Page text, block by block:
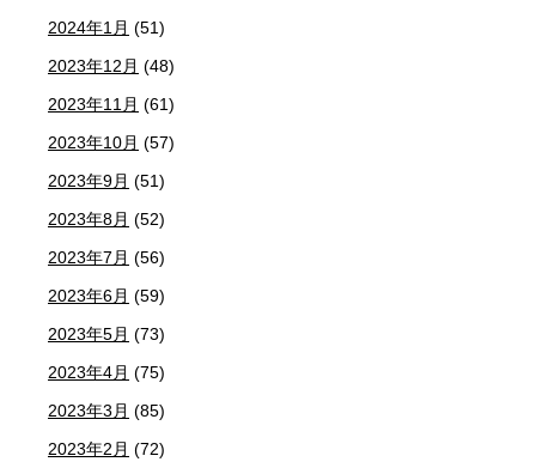
2024年1月 (51)
2023年12月 (48)
2023年11月 (61)
2023年10月 (57)
2023年9月 (51)
2023年8月 (52)
2023年7月 (56)
2023年6月 (59)
2023年5月 (73)
2023年4月 (75)
2023年3月 (85)
2023年2月 (72)